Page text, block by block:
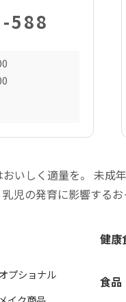
588
いしく適量を。 未成
児の発育に影響するお
プショナル
健康
食品